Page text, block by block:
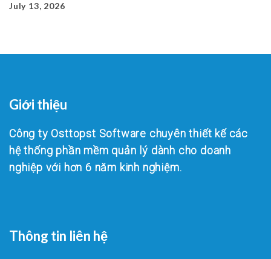
July 13, 2026
Giới thiệu
Công ty Osttopst Software chuyên thiết kế các
hệ thống phần mềm quản lý dành cho doanh
nghiệp với hơn 6 năm kinh nghiệm.
Thông tin liên hệ